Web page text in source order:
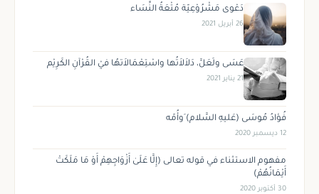
دَعْوى مَشْرُوْعِيّة مُتْعَةُ النِّسَاء
26 أبريل 2021
عَسَى ولَعَلَّ، دَلاَلاَتُها واسْتِعْمَالاَتهُا فيْ القُرْآنِ الكَرِيْم
21 يناير 2021
فُؤادُ مُوسَى (عَليهِ السَّلام) َوأُمّه
12 ديسمبر 2020
مفهوم الاستثناء في قوله تعالى (إِلَّا عَلَىٰ أَزْوَاجِهِمْ أَوْ مَا مَلَكَتْ
أَيْمَانُهُمْ)
30 أكتوبر 2020